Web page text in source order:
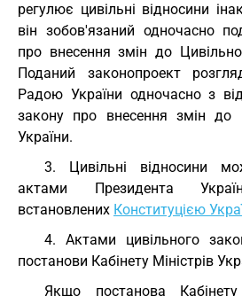
регулює цивільні відносини
він зобов'язаний одночасно
про внесення змін до
Поданий законопроект
Радою України одночасно з
закону про внесення змін до
України.
3. Цивільні відносини
актами Президента
встановлених Конституцією
4. Актами цивільного
постанови Кабінету Міністрів
Якщо постанова Кабінету